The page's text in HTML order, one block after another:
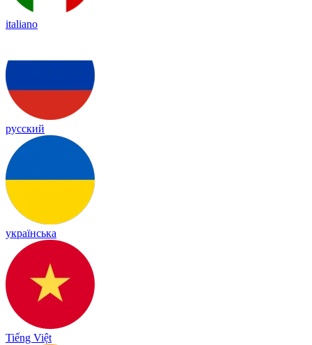
italiano
русский
українська
Tiếng Việt